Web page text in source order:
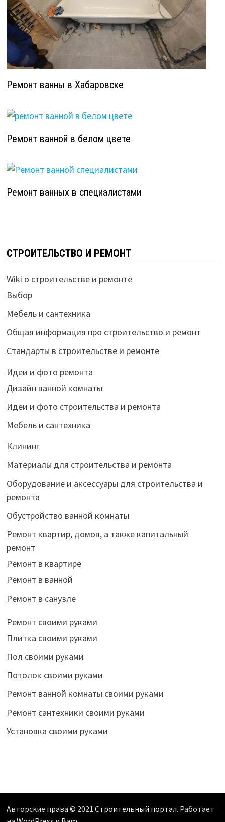
Ремонт ванны в Хабаровске
Ремонт ванной в белом цвете
Ремонт ванных в специалистами
СТРОИТЕЛЬСТВО И РЕМОНТ
Wiki о строительстве и ремонте
Выбор
Мебель и сантехника
Общая информация про строительство и ремонт
Стандарты в строительстве и ремонте
Идеи и фото ремонта
Дизайн ванной комнаты
Идеи и фото строительства и ремонта
Мебель и сантехника
Клининг
Материалы для строительства и ремонта
Оборудование и аксессуары для строительства и
ремонта
Обустройство ванной комнаты
Ремонт квартир, домов, а также капитальный
ремонт
Ремонт в квартире
Ремонт в ванной
Ремонт в санузле
Ремонт своими руками
Плитка своими руками
Пол своими руками
Потолок своими руками
Ремонт ванной комнаты своими руками
Ремонт сантехники своими руками
Установка своими руками
Авторские права © 2021 Строительный портал. Работает